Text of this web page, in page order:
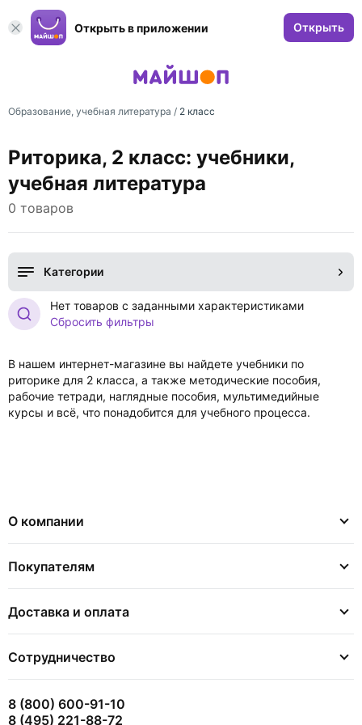
Открыть в приложении Открыть
Образование, учебная литература / 2 класс
Риторика, 2 класс: учебники,
учебная литература
0 товаров
Категории
Нет товаров с заданными характеристиками
Сбросить фильтры
В нашем интернет-магазине вы найдете учебники по
риторике для 2 класса, а также методические пособия,
рабочие тетради, наглядные пособия, мультимедийные
курсы и всё, что понадобится для учебного процесса.
О компании
Покупателям
Доставка и оплата
Сотрудничество
8 (800) 600-91-10
8 (495) 221-88-72